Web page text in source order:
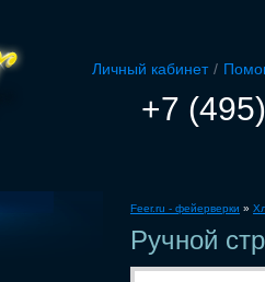
Личный кабинет /
+7
Feer.ru - фейерверки »
Ручной